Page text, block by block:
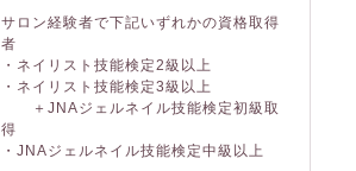
サロン経験者で下記いずれかの資格取得
者
・ネイリスト技能検定2級以上
・ネイリスト技能検定3級以上
＋JNAジェルネイル技能検定初級取
得
・JNAジェルネイル技能検定中級以上